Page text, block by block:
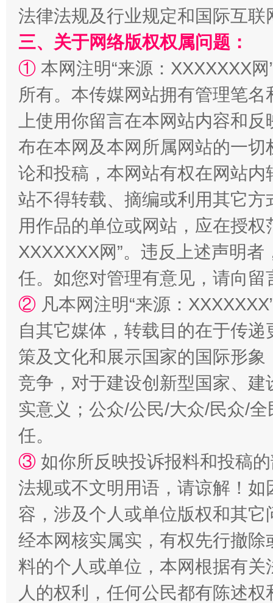
站台名比不上好声名
法律法规及行业规定和国际互
三、关于网络版权权属问题：
① 本网注明“来源：XXXXXXX
所有。本传媒网站拥有管理笔
上使用你留言在本网站内容和
布在本网及本网所属网站的一
论和投稿，本网站有权在网站
站不得转载、摘编或利用其它
用作品的单位或网站，应在授
XXXXXXX网”。违反上述声明
任。如您对管理有意见，请向
② 凡本网注明“来源：
自其它媒体，转载目的在于传
策及文化和展示国家的国际形
竞争，对于建设创新型国家、
实意义；公众/公民/大众/民众/
任。
③ 如你所反映投诉报料和投稿
法规或不文明用语，请谅解！
容，涉及个人或单位版权和其它
经本网核实属实，有权先行撤
料的个人或单位，本网根据有
人的权利，任何公民都有陈述